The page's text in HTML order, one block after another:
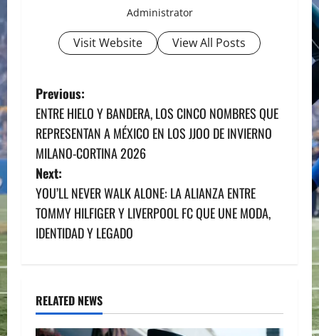
Administrator
Visit Website View All Posts
P
o
s
t
n
a
i
Previous:
ENTRE HIELO Y BANDERA, LOS CINCO NOMBRES QUE
REPRESENTAN A MÉXICO EN LOS JJOO DE INVIERNO
MILANO-CORTINA 2026
Next:
YOU’LL NEVER WALK ALONE: LA ALIANZA ENTRE
TOMMY HILFIGER Y LIVERPOOL FC QUE UNE MODA,
IDENTIDAD Y LEGADO
RELATED NEWS